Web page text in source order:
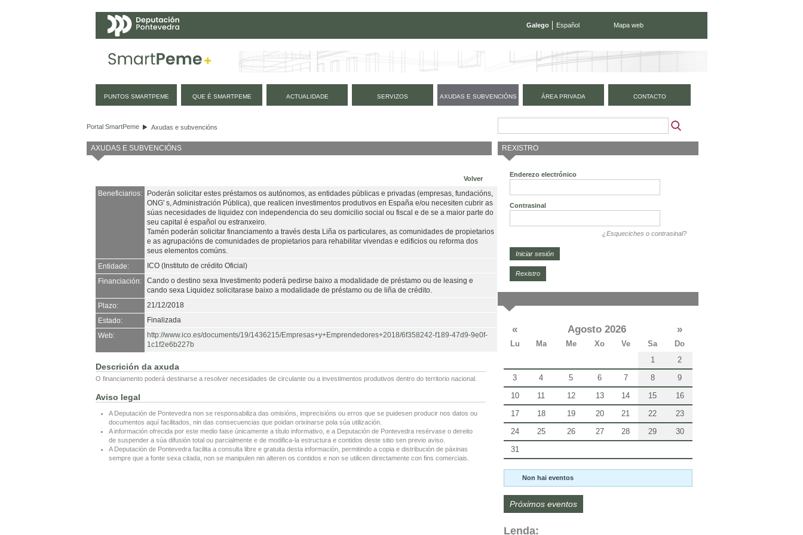
Galego Español Mapa web
PUNTOS SMARTPEME QUE É SMARTPEME ACTUALIDADE SERVIZOS AXUDAS E SUBVENCIÓNS ÁREA PRIVADA CONTACTO
Portal SmartPeme Axudas e subvencións
AXUDAS E SUBVENCIÓNS
Volver
Beneficiarios:
Poderán solicitar estes préstamos os autónomos, as entidades públicas e privadas (empresas, fundacións,
ONG' s, Administración Pública), que realicen investimentos produtivos en España e/ou necesiten cubrir as
súas necesidades de liquidez con independencia do seu domicilio social ou fiscal e de se a maior parte do
seu capital é español ou estranxeiro.
Tamén poderán solicitar financiamento a través desta Liña os particulares, as comunidades de propietarios
e as agrupacións de comunidades de propietarios para rehabilitar vivendas e edificios ou reforma dos
seus elementos comúns.
Entidade:
ICO (Instituto de crédito Oficial)
Financiación:
Cando o destino sexa Investimento poderá pedirse baixo a modalidade de préstamo ou de leasing e
cando sexa Liquidez solicitarase baixo a modalidade de préstamo ou de liña de crédito.
Plazo:
21/12/2018
Estado:
Finalizada
Web:
http://www.ico.es/documents/19/1436215/Empresas+y+Emprendedores+2018/6f358242-f189-47d9-9e0f-
1c1f2e6b227b
Descrición da axuda
O financiamento poderá destinarse a resolver necesidades de circulante ou a investimentos produtivos dentro do territorio nacional.
Aviso legal
A Deputación de Pontevedra non se responsabiliza das omisións, imprecisións ou erros que se puidesen producir nos datos ou
documentos aquí facilitados, nin das consecuencias que poidan orixinarse pola súa utilización.
A información ofrecida por este medio faise únicamente a título informativo, e a Deputación de Pontevedra resérvase o dereito
de suspender a súa difusión total ou parcialmente e de modifica-la estructura e contidos deste sitio sen previo aviso.
A Deputación de Pontevedra facilita a consulta libre e gratuita desta información, permitindo a copia e distribución de páxinas
sempre que a fonte sexa citada, non se manipulen nin alteren os contidos e non se utilicen directamente con fins comerciais.
REXISTRO
Enderezo electrónico
Contrasinal
¿Esqueciches o contrasinal?
Rexistro
« Agosto 2026 »
Lu Ma Me Xo Ve Sa
Do
1
2
3
4 5 6 7 8
9
10
11 12 13 14 15
16
17
18 19 20 21 22
23
24
25 26 27 28 29
30
31
Non hai eventos
Próximos eventos
Lenda: